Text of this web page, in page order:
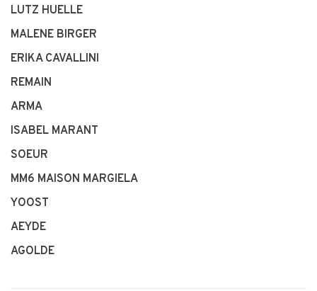
LUTZ HUELLE
MALENE BIRGER
ERIKA CAVALLINI
REMAIN
ARMA
ISABEL MARANT
SOEUR
MM6 MAISON MARGIELA
YOOST
AEYDE
AGOLDE